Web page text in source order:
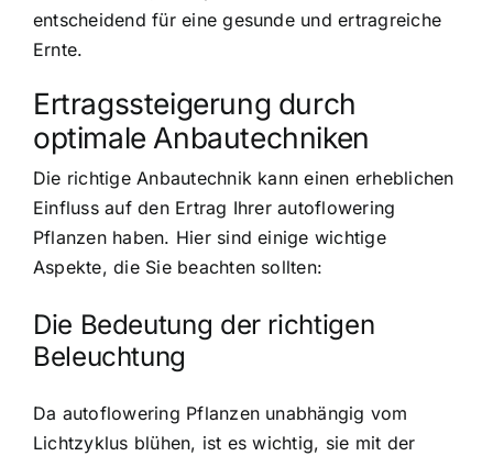
entscheidend für eine gesunde und ertragreiche
Ernte.
Ertragssteigerung durch
optimale Anbautechniken
Die richtige Anbautechnik kann einen erheblichen
Einfluss auf den Ertrag Ihrer autoflowering
Pflanzen haben. Hier sind einige wichtige
Aspekte, die Sie beachten sollten:
Die Bedeutung der richtigen
Beleuchtung
Da autoflowering Pflanzen unabhängig vom
Lichtzyklus blühen, ist es wichtig, sie mit der